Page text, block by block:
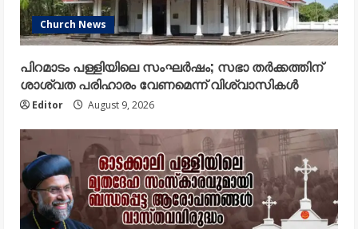
Church News
പിറമാടം പള്ളിയിലെ സംഘർഷം; സഭാ തർക്കത്തിന്
ശാശ്വത പരിഹാരം വേണമെന്ന് വിശ്വാസികൾ
Editor August 9, 2026